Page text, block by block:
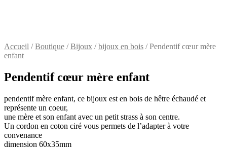
Accueil /Boutique /Bijoux /bijoux en bois / Pendentif cœur mère
enfant
Pendentif cœur mère enfant
pendentif mère enfant, ce bijoux est en bois de hêtre échaudé et
représente un coeur,
une mère et son enfant avec un petit strass à son centre.
Un cordon en coton ciré vous permets de l’adapter à votre
convenance
dimension 60x35mm